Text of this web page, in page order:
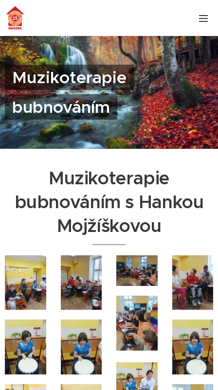
Muzikoterapie
bubnováním
Muzikoterapie
bubnováním s Hankou
Mojžíškovou